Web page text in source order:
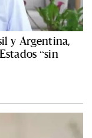
y Argentina,
“sin